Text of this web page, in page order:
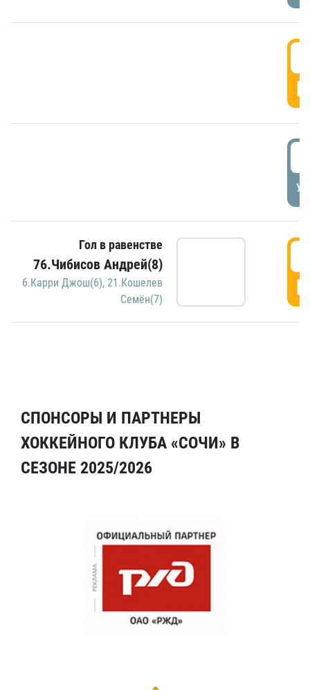
Гол в равенстве
76.Чибисов Андрей(8)
6.Карри Джош(6), 21.Кошелев
Семён(7)
СПОНСОРЫ И ПАРТНЕРЫ
ХОККЕЙНОГО КЛУБА «СОЧИ» В
СЕЗОНЕ 2025/2026